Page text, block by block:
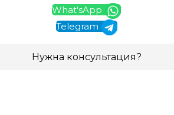
What'sApp
Telegram
Нужна консультация?